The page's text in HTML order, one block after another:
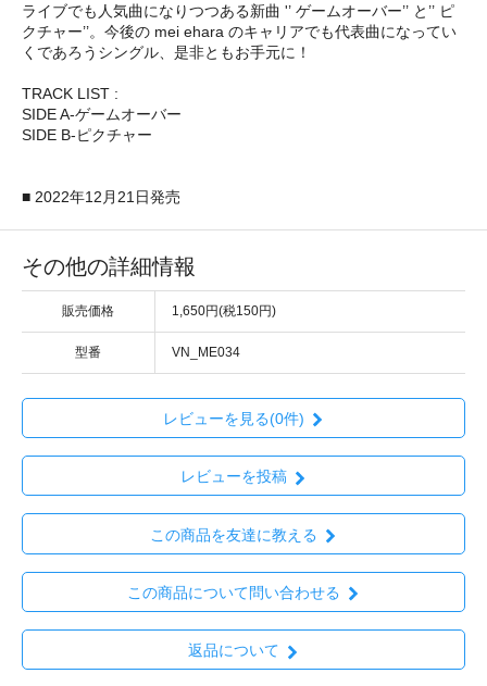
ライブでも人気曲になりつつある新曲 '’ ゲームオーバー’’ と’’ ピ
クチャー’’。今後の mei ehara のキャリアでも代表曲になってい
くであろうシングル、是非ともお手元に！
TRACK LIST :
SIDE A-ゲームオーバー
SIDE B-ピクチャー
■ 2022年12月21日発売
その他の詳細情報
販売価格 1,650円(税150円)
型番 VN_ME034
レビューを見る(0件)
レビューを投稿
この商品を友達に教える
この商品について問い合わせる
返品について